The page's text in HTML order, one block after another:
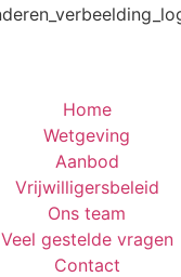
Home
Wetgeving
Aanbod
Vrijwilligersbeleid
Ons team
Veel gestelde vragen
Contact